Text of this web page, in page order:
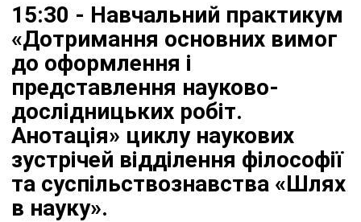
15:30 - Навчальний практикум
«Дотримання основних вимог
до оформлення і
представлення науково-
дослідницьких робіт.
Анотація» циклу наукових
зустрічей відділення філософії
та суспільствознавства «Шлях
в науку».